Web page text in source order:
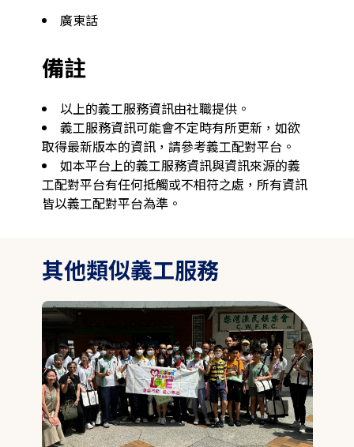
廣東話
備註
以上的義工服務資訊由社職提供。
義工服務資訊可能會不定時有所更新，如欲
取得最新版本的資訊，請參考義工配對平台。
如本平台上的義工服務資訊與資訊來源的義
工配對平台有任何抵觸或不相符之處，所有資訊
皆以義工配對平台為準。
其他類似義工服務